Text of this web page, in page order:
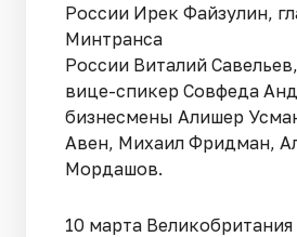
России Ирек Файзулин,
Минтранса
России Виталий
вице-спикер Совфеда
бизнесмены Алишер
Авен, Михаил Фридман,
Мордашов.
10 марта Великобритания